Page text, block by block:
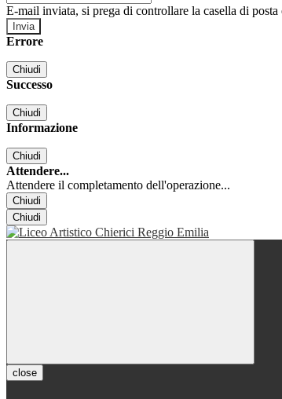
E-mail inviata, si prega di controllare la casella di posta
Errore
Chiudi
Successo
Chiudi
Informazione
Chiudi
Attendere...
Attendere il completamento dell'operazione...
Chiudi
Chiudi
close